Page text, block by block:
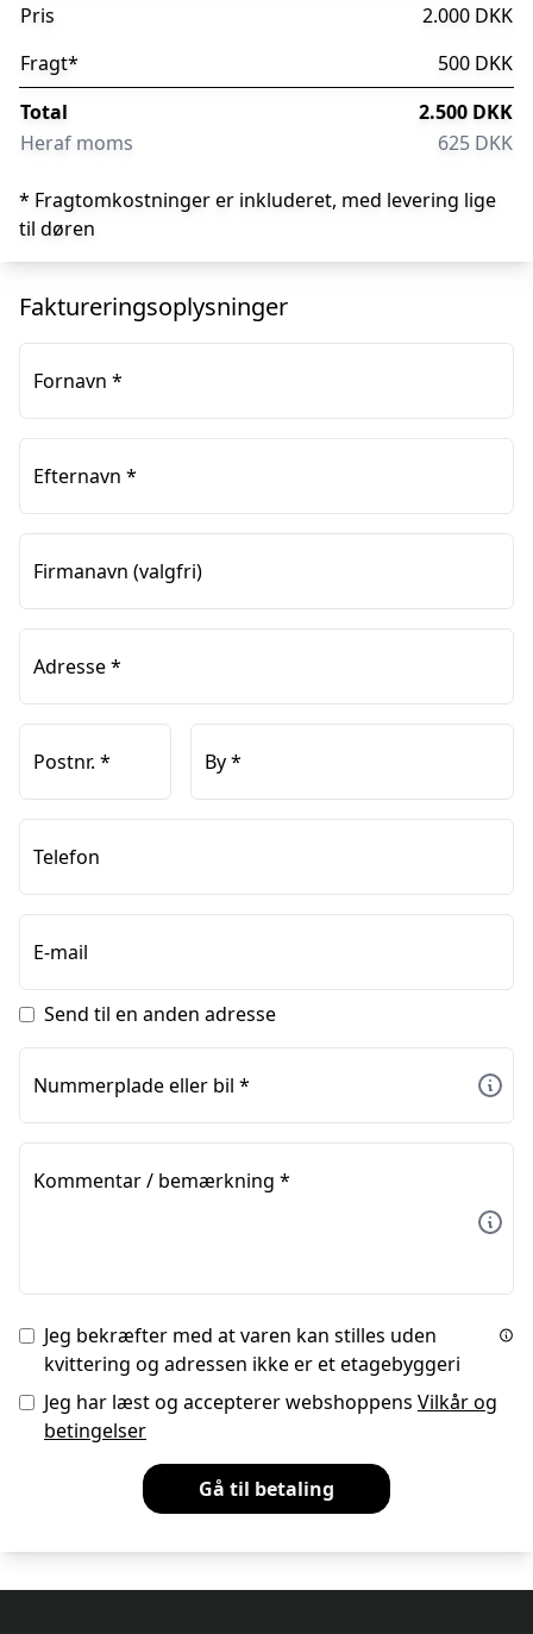
Pris
2.000 DKK
Fragt*
500 DKK
Total
2.500 DKK
Heraf moms
625 DKK
* Fragtomkostninger er inkluderet, med levering lige
til døren
Faktureringsoplysninger
Fornavn *
Efternavn *
Firmanavn (valgfri)
Adresse*
Postnr. * By*
Telefon
E-mail
Send til en anden adresse
Nummerplade eller bil *
Kommentar / bemærkning *
Jeg bekræfter med at varen kan stilles uden
kvittering og adressen ikke er et etagebyggeri
Jeg har læst og accepterer webshoppens Vilkår og
betingelser
Gå til betaling